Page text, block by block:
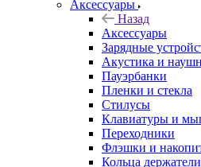
Аксессуары
Назад
Аксессуары
Зарядные
Акустика и
Пауэрбанки
Пленки и стекла
Стилусы
Клавиатуры и
Переходники
Флэшки и
Кольца